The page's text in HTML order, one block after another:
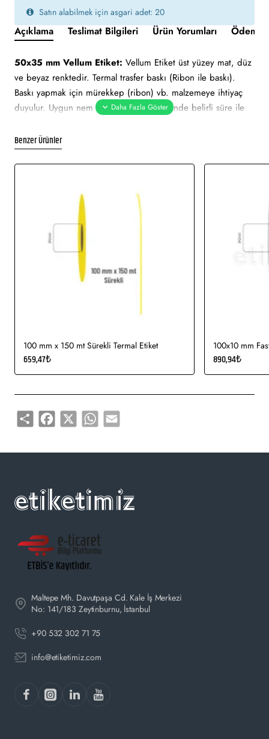
Satın alabilmek için asgari adet: 20
Açıklama Teslimat Bilgileri Ürün Yorumları Ödeme
50x35 mm Vellum Etiket: Vellum Etiket üst yüzey mat, düz
ve beyaz renktedir. Termal trasfer baskı (Ribon ile baskı).
Baskı yapmak için mürekkep (ribon) vb. malzemeye ihtiyaç
duyulur. Uygun nem ve sıcaklık değerlerinde belirli süre ile
ışını gibi hafif derecedeki ısılarda zarar görmez.
50x35 mm Vellum Etiket tüm barkod yazıcılar için uygundur.
(Kuvvetli yapışkan tutkal), Nonpern (İz Bırakmayan yapışkanlı
tutkal), Deep frezee (Soğuğa dayanıklı yapışkanlı tutkal)
Kullanılan Etiketler:
Barkod etiketi, lot etiketi, raf etiketi,
ürün etiketi, koli üstü etiketi. Genellikle hızlı tüketim
ürünlerinde kullanımı uygundur.
Benzer Ürünler
100 mm x 150 mt Sürekli Termal Etiket
659,47₺
100x10 mm
890,94₺
Share Facebook
X WhatsApp
Email
Maltepe Mh. Davutpaşa Cd. Kale İş Merkezi
No: 141/183 Zeytinburnu, İstanbul
+90 532 302 71 75
info@etiketimiz.com